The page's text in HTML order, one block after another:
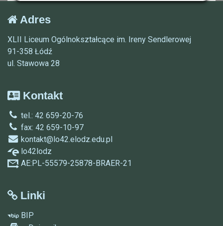
Adres
XLII Liceum Ogólnokształcące im. Ireny Sendlerowej
91-358 Łódź
ul. Stawowa 28
Kontakt
tel.: 42 659-20-76
fax: 42 659-10-97
kontakt@lo42.elodz.edu.pl
lo42lodz
AE:PL-55579-25878-BRAER-21
Linki
BIP